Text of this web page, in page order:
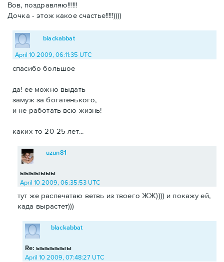
Вов, поздравляю!!!!!!
Дочка - этож какое счастье!!!!!))))
blackabbat
April 10 2009, 06:11:35 UTC
спасибо большое
да! ее можно выдать
замуж за богатенького,
и не работать всю жизнь!
каких-то 20-25 лет...
ыыыыыыы
uzun81
April 10 2009, 06:35:53 UTC
тут же распечатаю ветвь из твоего ЖЖ)))) и покажу ей,
када вырастет)))
Re: ыыыыыыы
blackabbat
April 10 2009, 07:48:27 UTC